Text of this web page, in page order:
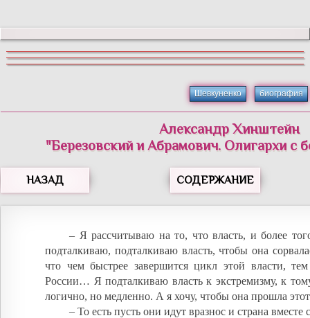
Шевкуненко биография
Александр Хинштейн
"Березовский и Абрамович. Олигархи с
НАЗАД СОДЕРЖАНИЕ
– Я рассчитываю на то, что власть, и более
подталкиваю, подталкиваю власть, чтобы она
что чем быстрее завершится цикл этой власти,
России… Я подталкиваю власть к экстремизму, к
логично, но медленно. А я хочу, чтобы она прошла
– То есть пусть они идут вразнос и страна вместе